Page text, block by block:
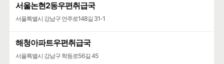
서울논현2동우편취급국
서울특별시 강남구 언주로148길 31-1
해청아파트우편취급국
서울특별시 강남구 학동로56길 45